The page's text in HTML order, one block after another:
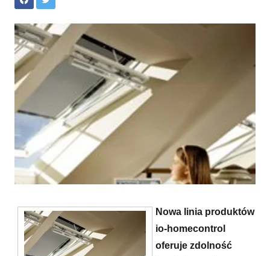
Nowa linia produktów
io-homecontrol
oferuje zdolność